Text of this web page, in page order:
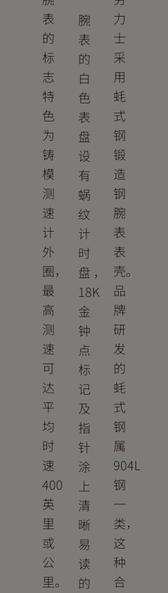
表
的
标
志
特
色
为
铸
模
测
速
计
外
圈，
最
高
测
速
可
达
平
均
时
速
400
英
里
或
公
里。
腕
表
的
白
色
表
盘
设
有
蜗
纹
计
时
盘 ，
18K
金
钟
点
标
记
及
指
针
涂
上
清
晰
易
读
的
力
士
采
用
蚝
式
钢
锻
造
钢
腕
表
表
壳。
品
牌
研
发
的
蚝
式
钢
属
904L
钢
一
类，
这
种
合